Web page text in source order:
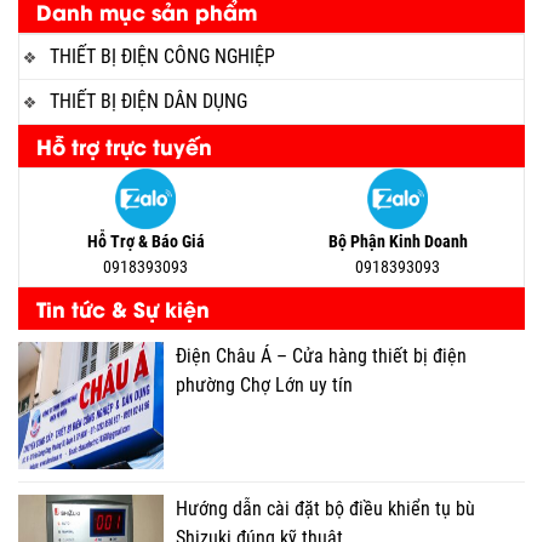
Danh mục sản phẩm
THIẾT BỊ ĐIỆN CÔNG NGHIỆP
THIẾT BỊ ĐIỆN DÂN DỤNG
Hỗ trợ trực tuyến
Hỗ Trợ & Báo Giá
0918393093
Bộ Phận Kinh Doanh
0918393093
Tin tức & Sự kiện
Điện Châu Á – Cửa hàng thiết bị điện
phường Chợ Lớn uy tín
Hướng dẫn cài đặt bộ điều khiển tụ bù